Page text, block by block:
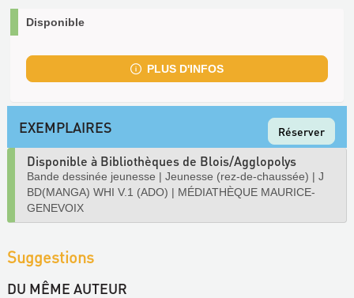
Disponible
PLUS D'INFOS
EXEMPLAIRES Réserver
Disponible à Bibliothèques de Blois/Agglopolys
Bande dessinée jeunesse | Jeunesse (rez-de-chaussée) | J
BD(MANGA) WHI V.1 (ADO) | MÉDIATHÈQUE MAURICE-
GENEVOIX
Suggestions
DU MÊME AUTEUR